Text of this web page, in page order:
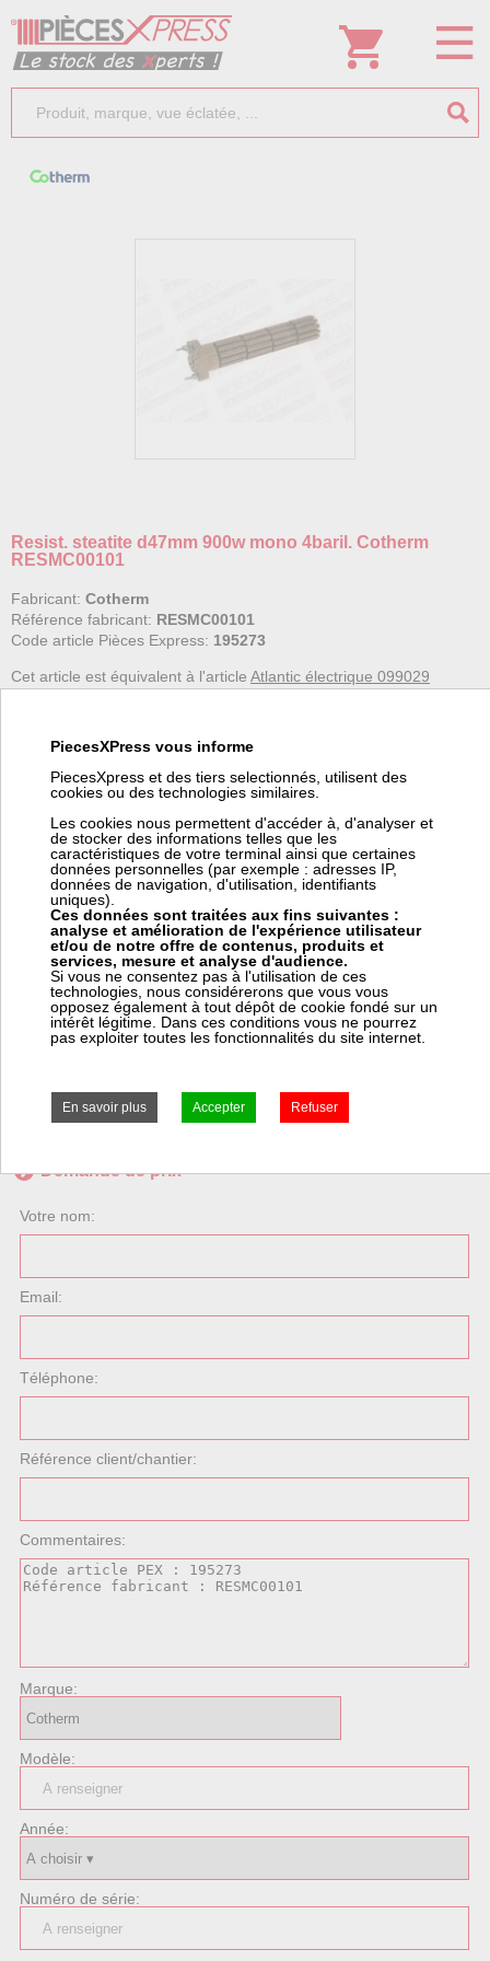
Resist. steatite d47mm 900w mono 4baril. Cotherm
RESMC00101
Fabricant: Cotherm
Référence fabricant: RESMC00101
Code article Pièces Express: 195273
Cet article est équivalent à l'article Atlantic électrique 099029
Résistance stéatite - Modèle d'origine
eau domestique ou industriel
MONO 4 barillets
Compatibilité Chauffe-eau (références) :
- ATLANTIC : 50L ST VM
- THERMOR SAUTER : 45412002, 45412017, 65412002,
65412017
- DE DIETRICH : 89789041
Cet article Cotherm est sur devis.
Nous pouvons demander au fabricant le prix de l'article
Cothermdont la référence estRESMC00101 (Resist. steatite
d47mm 900w mono 4baril.).
Demande de prix
Votre nom:
Email:
Téléphone:
Référence client/chantier:
Commentaires:
Marque:
Modèle:
Année:
Numéro de série:
PiecesXPress vous informe
PiecesXpress et des tiers selectionnés, utilisent des
cookies ou des technologies similaires.
Les cookies nous permettent d'accéder à, d'analyser et
de stocker des informations telles que les
caractéristiques de votre terminal ainsi que certaines
données personnelles (par exemple : adresses IP,
données de navigation, d'utilisation, identifiants
uniques).
Ces données sont traitées aux fins suivantes :
analyse et amélioration de l'expérience utilisateur
et/ou de notre offre de contenus, produits et
services, mesure et analyse d'audience.
Si vous ne consentez pas à l'utilisation de ces
technologies, nous considérerons que vous vous
opposez également à tout dépôt de cookie fondé sur un
intérêt légitime. Dans ces conditions vous ne pourrez
pas exploiter toutes les fonctionnalités du site internet.